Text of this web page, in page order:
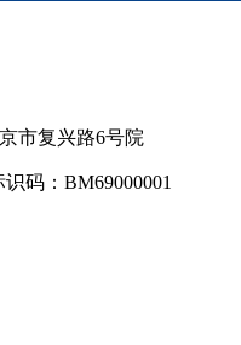
市复兴路6号院
码：BM69000001